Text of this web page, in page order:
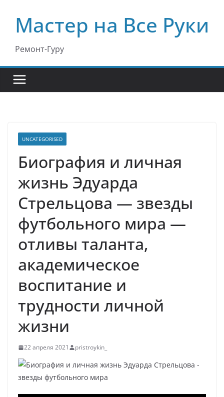
содержимому
Мастер на Все Руки
Ремонт-Гуру
UNCATEGORISED
Биография и личная
жизнь Эдуарда
Стрельцова — звезды
футбольного мира —
отливы таланта,
академическое
воспитание и
трудности личной
жизни
22 апреля 2021 pristroykin_